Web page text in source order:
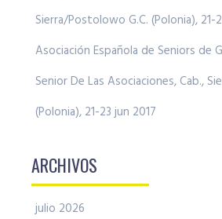
Sierra/Postolowo G.C. (Polonia), 21-
Asociación Española de Seniors de
Senior De Las Asociaciones, Cab.,
(Polonia), 21-23 jun 2017
ARCHIVOS
julio 2026